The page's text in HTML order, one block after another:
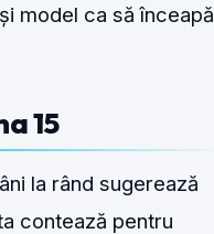
model ca să înceapă
15
la rând sugerează
contează pentru